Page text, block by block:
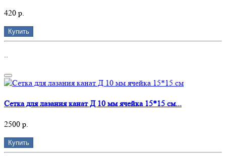
420 р.
Купить
Сетка для лазания канат Д 10 мм ячейка 15*15 см...
2500 р.
Купить